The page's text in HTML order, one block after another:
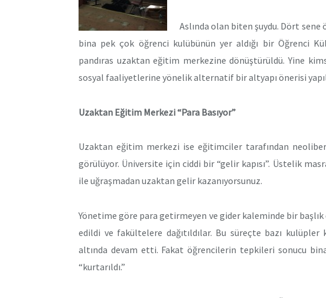
Aslında olan biten şuydu. Dört sene
bina pek çok öğrenci kulübünün yer aldığı bir Öğrenci
pandıras uzaktan eğitim merkezine dönüştürüldü. Yine
sosyal faaliyetlerine yönelik alternatif bir altyapı önerisi
Uzaktan Eğitim Merkezi “Para Basıyor”
Uzaktan eğitim merkezi ise eğitimciler tarafından
görülüyor. Üniversite için ciddi bir “gelir kapısı”. Üstelik
ile uğraşmadan uzaktan gelir kazanıyorsunuz.
Yönetime göre para getirmeyen ve gider kaleminde bir
edildi ve fakültelere dağıtıldılar. Bu süreçte bazı kulüpler
altında devam etti. Fakat öğrencilerin tepkileri sonucu
“kurtarıldı.”